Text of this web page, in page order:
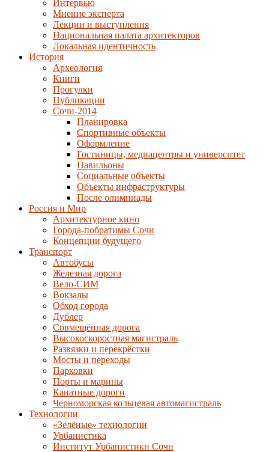
Интервью
Мнение эксперта
Лекции и выступления
Национальная палата архитекторов
Локальная идентичность
История
Археология
Книги
Прогулки
Публикации
Сочи-2014
Планировка
Спортивные объекты
Оформление
Гостиницы, медиацентры и университет
Павильоны
Социальные объекты
Объекты инфраструктуры
После олимпиады
Россия и Мир
Архитектурное кино
Города-побратимы Сочи
Концепции будущего
Транспорт
Автобусы
Железная дорога
Вело-СИМ
Вокзалы
Обход города
Дублер
Совмещённая дорога
Высокоскоростная магистраль
Развязки и перекрёстки
Мосты и переходы
Парковки
Порты и марины
Канатные дороги
Черноморская кольцевая автомагистраль
Технологии
«Зелёные» технологии
Урбанистика
Институт Урбанистики Сочи